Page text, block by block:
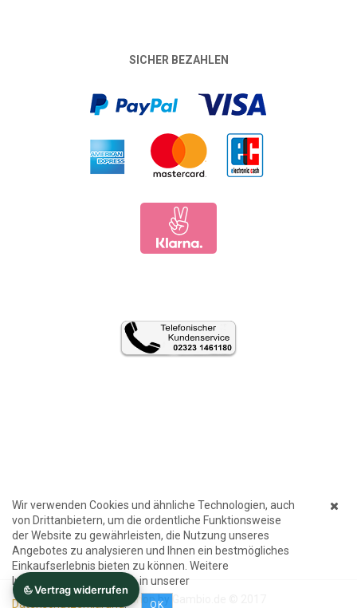
Wir verwenden Cookies und ähnliche Technologien, auch
von Drittanbietern, um die ordentliche Funktionsweise
der Website zu gewährleisten, die Nutzung unseres
Angebotes zu analysieren und Ihnen ein bestmögliches
Einkaufserlebnis bieten zu können. Weitere
Informationen finden Sie in unserer
Datenschutzerklärung. OK
SICHER BEZAHLEN
Internetshopby Gambio.de © 2017